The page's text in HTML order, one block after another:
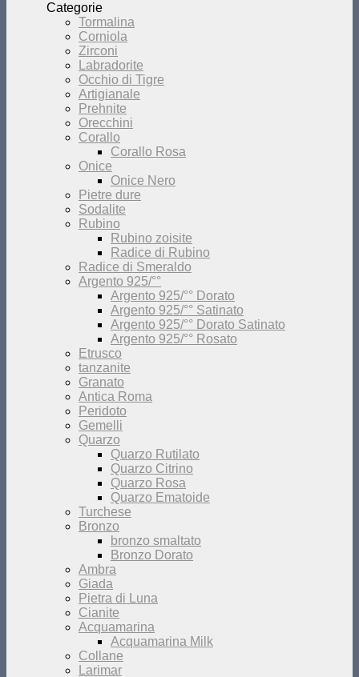
Categorie
Tormalina
Corniola
Zirconi
Labradorite
Occhio di Tigre
Artigianale
Prehnite
Orecchini
Corallo
Corallo Rosa
Onice
Onice Nero
Pietre dure
Sodalite
Rubino
Rubino zoisite
Radice di Rubino
Radice di Smeraldo
Argento 925/°°
Argento 925/°° Dorato
Argento 925/°° Satinato
Argento 925/°° Dorato Satinato
Argento 925/°° Rosato
Etrusco
tanzanite
Granato
Antica Roma
Peridoto
Gemelli
Quarzo
Quarzo Rutilato
Quarzo Citrino
Quarzo Rosa
Quarzo Ematoide
Turchese
Bronzo
bronzo smaltato
Bronzo Dorato
Ambra
Giada
Pietra di Luna
Cianite
Acquamarina
Acquamarina Milk
Collane
Larimar